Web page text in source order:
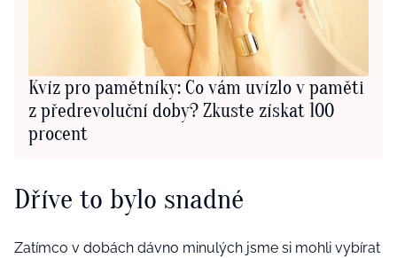
Kvíz pro pamětníky: Co vám uvízlo v paměti
z předrevoluční doby? Zkuste získat 100
procent
Dříve to bylo snadné
Zatímco v dobách dávno minulých jsme si mohli vybírat